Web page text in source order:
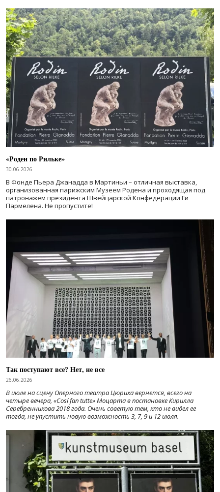
«Роден по Рильке»
30.06.2026
В Фонде Пьера Джанадда в Мартиньи – отличная выставка,
организованная парижским Музеем Родена и проходящая под
патронажем президента Швейцарской Конфедерации Ги
Пармелена. Не пропустите!
Так поступают все? Нет, не все
26.06.2026
В июле на сцену Оперного театра Цюриха вернется, всего на
четыре вечера, «Cosí fan tutte» Моцарта в постановке Кирилла
Серебренникова 2018 года. Очень советую тем, кто не видел ее
тогда, не упустить новую возможность 3, 7, 9 и 12 июля.